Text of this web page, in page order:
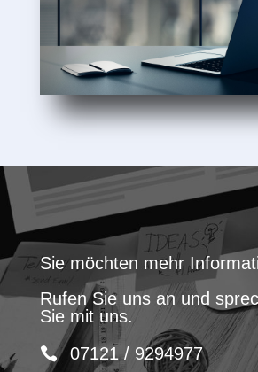
Sie möchten mehr
Rufen Sie uns an und
Sie mit uns.
07121 / 9294977